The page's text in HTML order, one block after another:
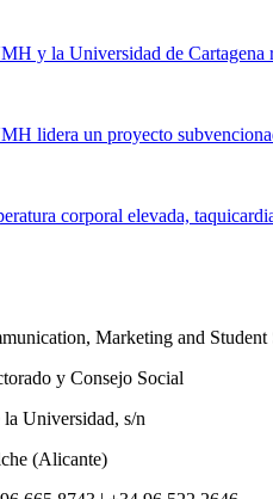
y la Universidad de Cartagena
lidera un proyecto
corporal elevada,
Marketing and Student
y Consejo Social
la Universidad, s/n
(Alicante)